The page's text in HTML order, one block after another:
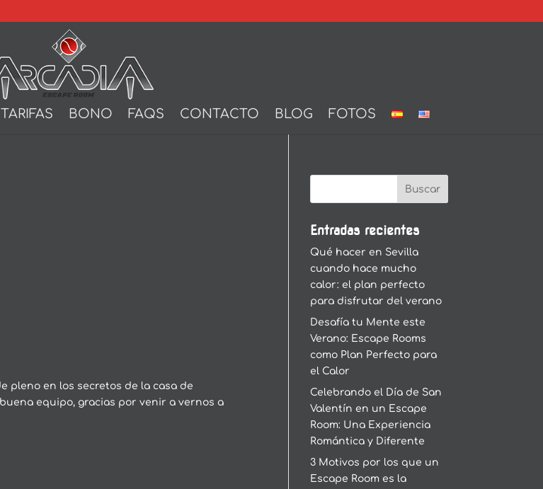
TARIFAS BONO FAQS CONTACTO BLOG FOTOS
pleno en los secretos de la casa de
equipo, gracias por venir a vernos a
Entradas recientes
Qué hacer en Sevilla
cuando hace mucho
calor: el plan perfecto
para disfrutar del verano
Desafía tu Mente este
Verano: Escape Rooms
como Plan Perfecto para
el Calor
Celebrando el Día de San
Valentín en un Escape
Room: Una Experiencia
Romántica y Diferente
3 Motivos por los que un
Escape Room es la